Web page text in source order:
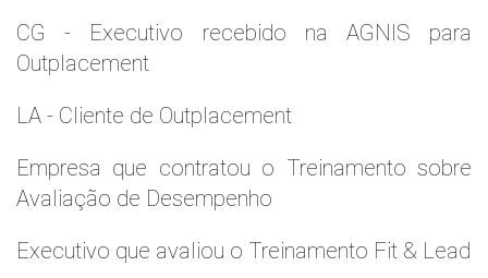
CG - Executivo recebido na AGNIS para
Outplacement
LA - Cliente de Outplacement
Empresa que contratou o Treinamento sobre
Avaliação de Desempenho
Executivo que avaliou o Treinamento Fit & Lead